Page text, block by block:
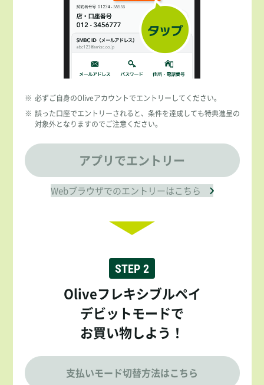
※ 必ずご自身のOliveアカウントでエントリーしてください。
※ 誤った口座でエントリーされると、条件を達成しても特典進呈の
対象外となりますのでご注意ください。
アプリでエントリー
Webブラウザでのエントリーはこちら
STEP 2
Oliveフレキシブルペイ
デビットモードで
お買い物しよう！
支払いモード切替方法はこちら